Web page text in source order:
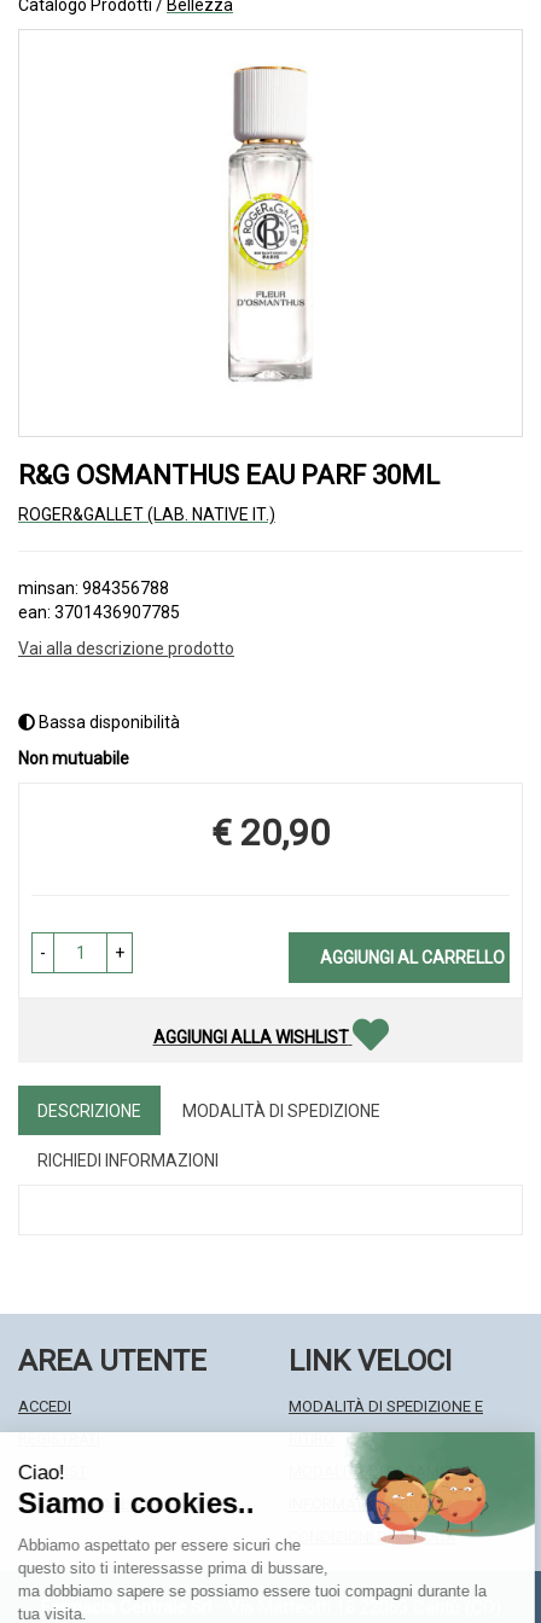
Catalogo Prodotti / Bellezza
R&G OSMANTHUS EAU PARF 30ML
ROGER&GALLET (LAB. NATIVE IT.)
minsan: 984356788
ean: 3701436907785
Vai alla descrizione prodotto
Bassa disponibilità
Non mutuabile
Prezzo
€ 20,90
- + AGGIUNGI AL CARRELLO
AGGIUNGI ALLA WISHLIST
DESCRIZIONE MODALITÀ DI SPEDIZIONE
RICHIEDI INFORMAZIONI
AREA UTENTE
ACCEDI
WISHLIST
ISCRIZIONE ALLA NEWSLETTER
LINK VELOCI
MODALITÀ DI SPEDIZIONE E
MODALITÀ DI PAGAMENTO
INFORMATIVA PRIVACY
CONDIZIONI DI VENDITA
Farmacia Centrale Srl